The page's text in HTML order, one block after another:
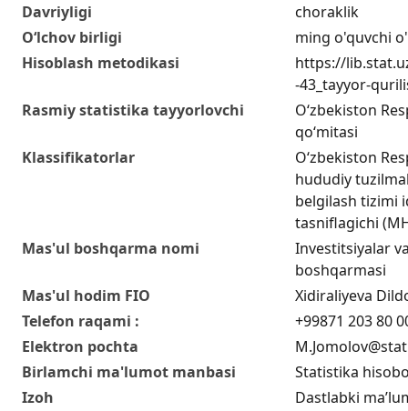
Davriyligi
choraklik
O‘lchov birligi
ming o'quvchi
Hisoblash metodikasi
https://
-43_tayyor-
Rasmiy statistika tayyorlovchi
O‘zbekiston
qo‘mitasi
Klassifikatorlar
O‘zbekiston
hududiy
belgilash tizimi
tasniflagichi
Mas'ul boshqarma nomi
Investitsiyalar
boshqarmasi
Mas'ul hodim FIO
Xidiraliyeva
Telefon raqami :
+99871 203 80
Elektron pochta
Birlamchi ma'lumot manbasi
Statistika
Izoh
Dastlabki